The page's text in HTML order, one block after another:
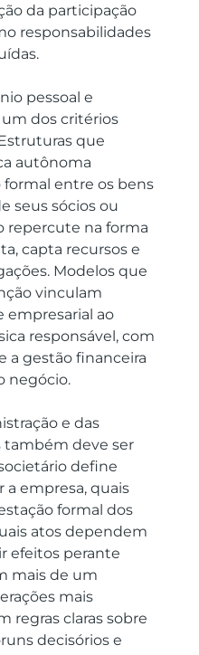
da participação
responsabilidades
pessoal e
dos critérios
que
autônoma
formal entre os bens
seus sócios ou
repercute na forma
capta recursos e
Modelos que
vinculam
empresarial ao
responsável, com
a gestão financeira
negócio.
e das
também deve ser
define
empresa, quais
formal dos
atos dependem
efeitos perante
mais de um
mais
regras claras sobre
decisórios e